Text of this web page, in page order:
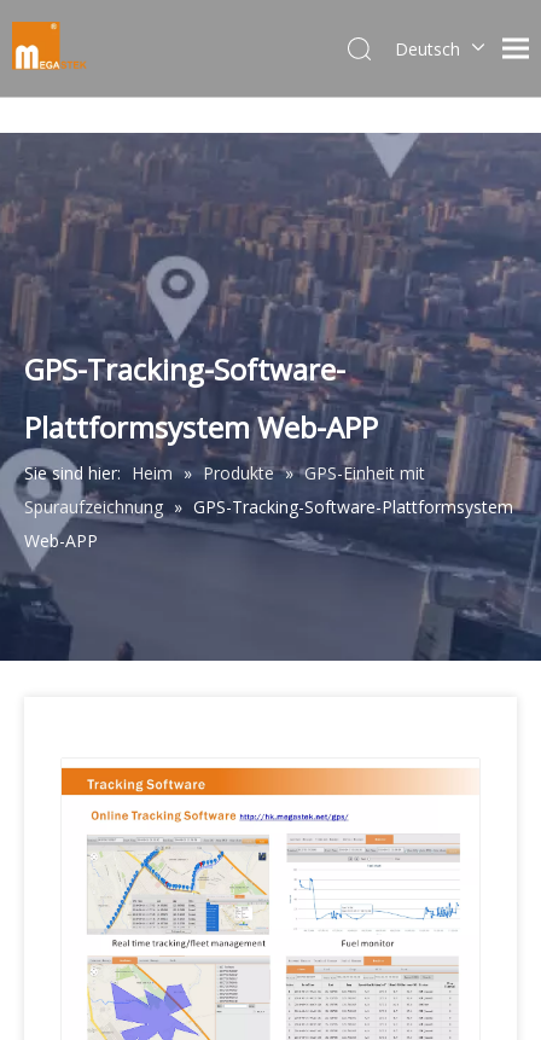
Deutsch
한국어
日本語
Italiano
Português
Español
Français
English
GPS-Tracking-Software-
Plattformsystem Web-APP
Sie sind hier: Heim » Produkte » GPS-Einheit mit
Spuraufzeichnung » GPS-Tracking-Software-Plattformsystem
Web-APP